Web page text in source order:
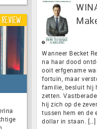
Review
Wanneer Becket
na haar dood
ooit erfgename
fortuin, maar
familie, besluit hij
zetten.
hij zich op de
tussen hem en de
dollar in staan. […]